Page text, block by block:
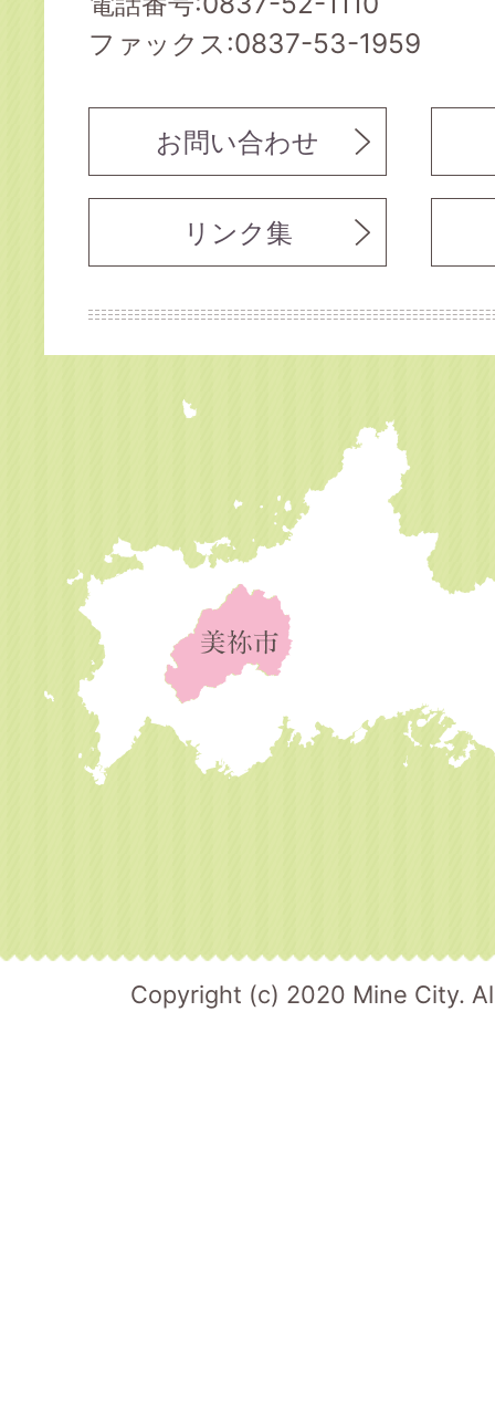
ファックス:0837-53-1959
お問い合わせ
リンク集
Copyright (c) 2020 Mine City.